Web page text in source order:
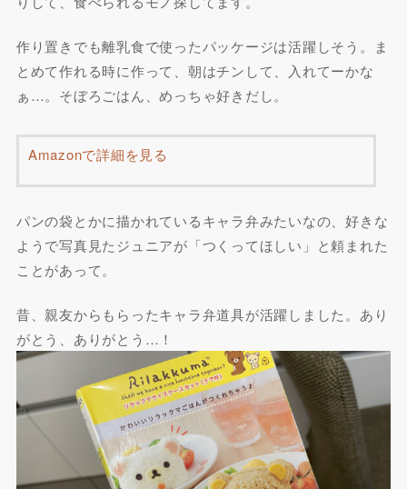
作り置きでも離乳食で使ったパッケージは活躍しそう。ま
とめて作れる時に作って、朝はチンして、入れてーかな
ぁ…。そぼろごはん、めっちゃ好きだし。
Amazonで詳細を見る
パンの袋とかに描かれているキャラ弁みたいなの、好きな
ようで写真見たジュニアが「つくってほしい」と頼まれた
ことがあって。
昔、親友からもらったキャラ弁道具が活躍しました。あり
がとう、ありがとう…！